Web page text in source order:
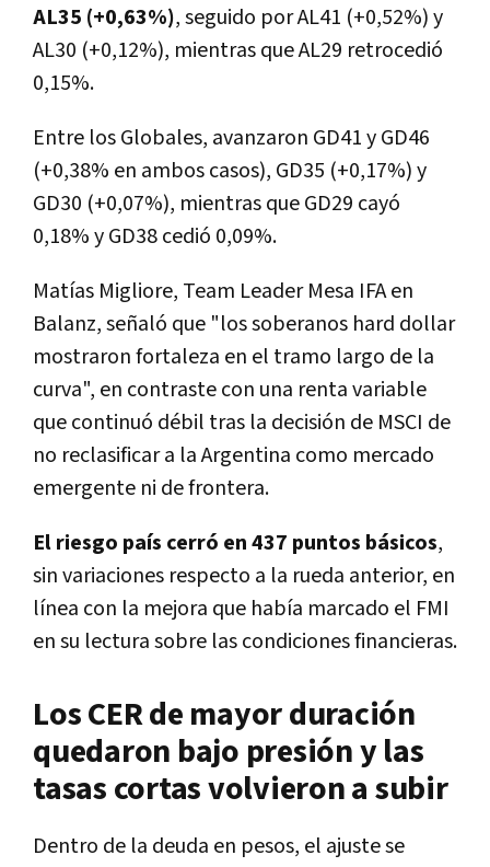
AL35 (+0,63%), seguido por AL41 (+0,52%) y
AL30 (+0,12%), mientras que AL29 retrocedió
0,15%.
Entre los Globales, avanzaron GD41 y GD46
(+0,38% en ambos casos), GD35 (+0,17%) y
GD30 (+0,07%), mientras que GD29 cayó
0,18% y GD38 cedió 0,09%.
Matías Migliore, Team Leader Mesa IFA en
Balanz, señaló que "los soberanos hard dollar
mostraron fortaleza en el tramo largo de la
curva", en contraste con una renta variable
que continuó débil tras la decisión de MSCI de
no reclasificar a la Argentina como mercado
emergente ni de frontera.
El riesgo país cerró en 437 puntos básicos,
sin variaciones respecto a la rueda anterior, en
línea con la mejora que había marcado el FMI
en su lectura sobre las condiciones financieras.
Los CER de mayor duración
quedaron bajo presión y las
tasas cortas volvieron a subir
Dentro de la deuda en pesos, el ajuste se